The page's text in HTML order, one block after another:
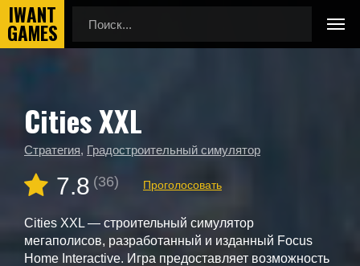
Главная
Новые игры
Cities XXL
Cities XXL
Стратегия, Градостроительный симулятор
7.8 (36) Проголосовать
Cities XXL — строительный симулятор
мегаполисов, разработанный и изданный Focus
Home Interactive. Игра предоставляет возможность